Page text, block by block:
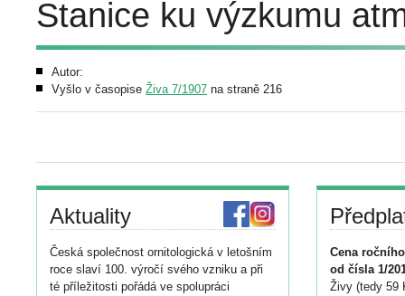
Stanice ku výzkumu
Autor:
Vyšlo v časopise Živa 7/1907 na straně 216
Aktuality
Česká společnost ornitologická v letošním
roce slaví 100. výročí svého vzniku a při
té příležitosti pořádá ve spolupráci
Cena
od čísla 1/
Živy (tedy 59